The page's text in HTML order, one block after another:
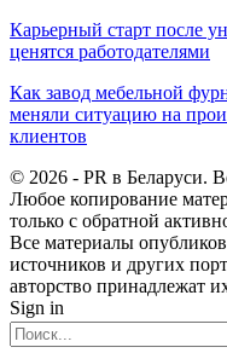
Карьерный старт после
ценятся работодателями
Как завод мебельной
меняли ситуацию на
клиентов
© 2026 - PR в Беларуси.
Любое копирование
только с обратной
Все материалы
источников и других
авторство принадлежат
Sign in